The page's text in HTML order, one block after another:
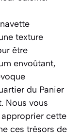
texture
être
envoûtant,
du Panier
Nous vous
approprier cette
ces trésors de